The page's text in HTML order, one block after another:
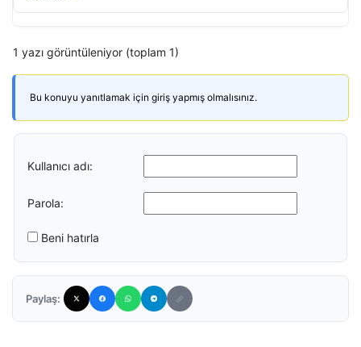
1 yazı görüntüleniyor (toplam 1)
Bu konuyu yanıtlamak için giriş yapmış olmalısınız.
Kullanıcı adı:
Parola:
Beni hatırla
Paylaş: